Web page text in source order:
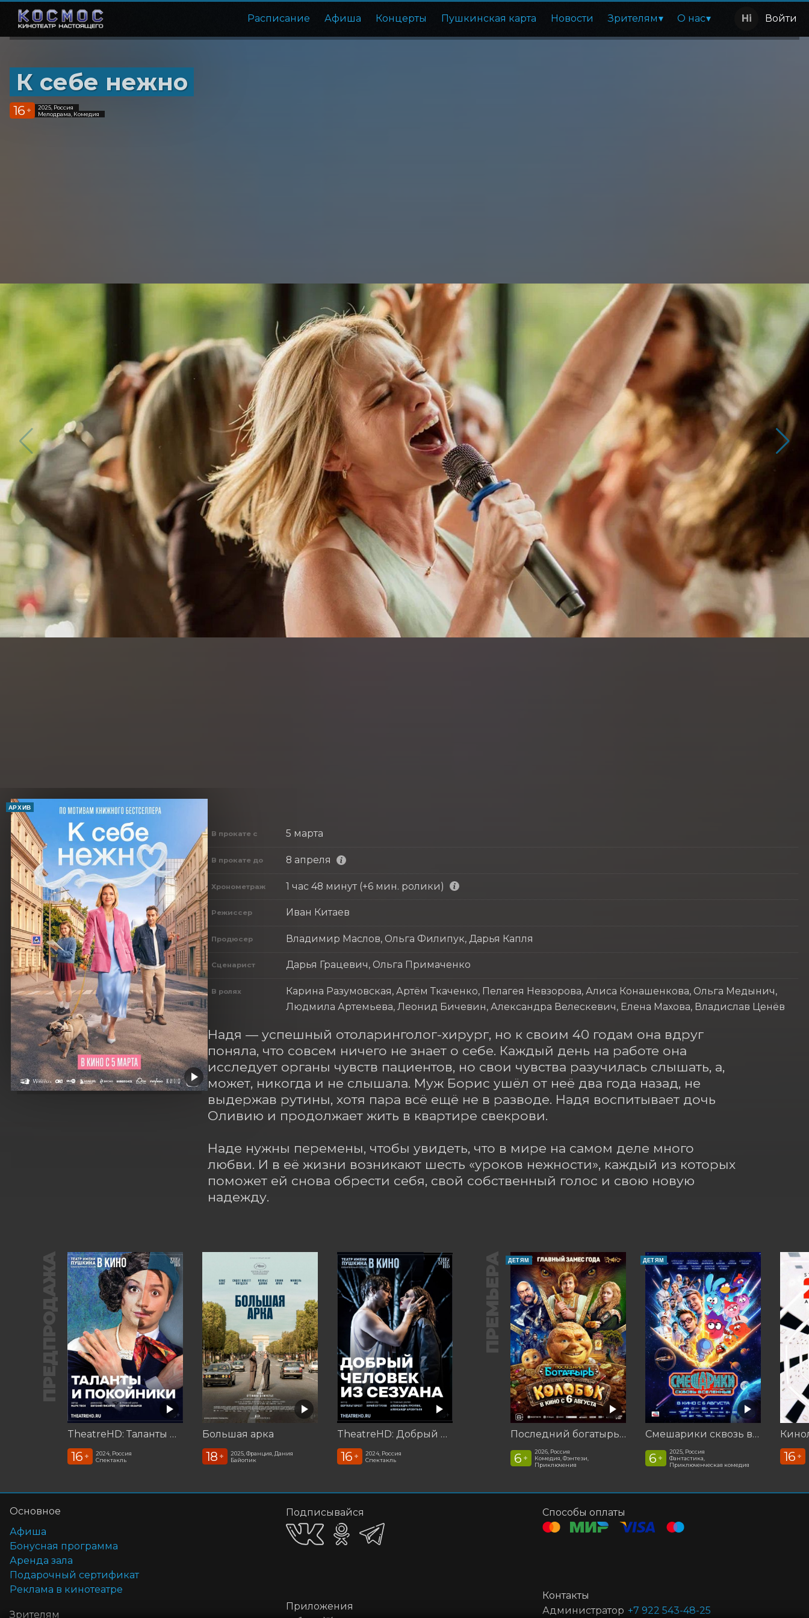
Расписание Афиша Концерты Пушкинская карта Новости Зрителям О нас Войти
К себе нежно
16 +
2025, Россия
Мелодрама, Комедия
АРХИВ
В прокате с 5 марта
В прокате до 8 апреля
Хронометраж 1 час 48 минут (+6 мин. ролики)
Режиссер Иван Китаев
Продюсер Владимир Маслов, Ольга Филипук, Дарья Капля
Сценарист Дарья Грацевич, Ольга Примаченко
В ролях
Карина Разумовская, Артём Ткаченко, Пелагея Невзорова, Алиса Конашенкова, Ольга Медынич,
Людмила Артемьева, Леонид Бичевин, Александра Велескевич, Елена Махова, Владислав Ценёв
Надя — успешный отоларинголог-хирург, но к своим 40 годам она вдруг
поняла, что совсем ничего не знает о себе. Каждый день на работе она
исследует органы чувств пациентов, но свои чувства разучилась слышать, а,
может, никогда и не слышала. Муж Борис ушёл от неё два года назад, не
выдержав рутины, хотя пара всё ещё не в разводе. Надя воспитывает дочь
Оливию и продолжает жить в квартире свекрови.
Наде нужны перемены, чтобы увидеть, что в мире на самом деле много
любви. И в её жизни возникают шесть «уроков нежности», каждый из которых
поможет ей снова обрести себя, свой собственный голос и свою новую
надежду.
ПРЕДПРОДАЖА
TheatreHD: Таланты и покойники
16 +
2024, Россия
Спектакль
Большая арка
18 +
2025, Франция, Дания
Байопик
TheatreHD: Добрый человек из Сезуана
16 +
2024, Россия
Спектакль
ПРЕМЬЕРА ДЕТЯМ
Последний богатырь. Колобок
6 +
2026, Россия
Комедия, Фэнтези,
Приключения
ДЕТЯМ
Смешарики сквозь вселенные
6 +
2025, Россия
Фантастика,
Приключенческая комедия
16 +
Основное
Афиша
Бонусная программа
Аренда зала
Подарочный сертификат
Реклама в кинотеатре
Зрителям
Подписывайся
Приложения
Способы оплаты
Контакты
Администратор +7 922 543-48-25